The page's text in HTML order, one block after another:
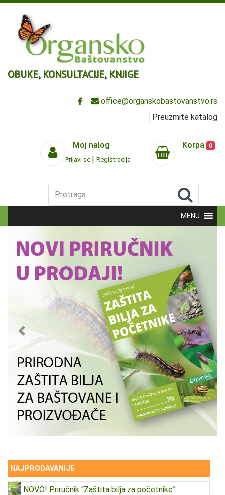
OBUKE, KONSULTACIJE, KNJIGE
office@organskobastovanstvo.rs
Preuzmite katalog
Moj nalog
Prijavi se | Registracija
Korpa 0
Pretraga
MENU
Previous Next
NAJPRODAVANIJE
NOVO! Priručnik “Zaštita bilja za početnike”